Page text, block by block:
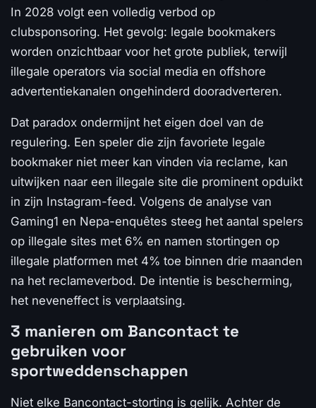
In 2028 volgt een volledig verbod op
clubsponsoring. Het gevolg: legale bookmakers
worden onzichtbaar voor het grote publiek, terwijl
illegale operators via social media en offshore
advertentiekanalen ongehinderd dooradverteren.
Dat paradox ondermijnt het eigen doel van de
regulering. Een speler die zijn favoriete legale
bookmaker niet meer kan vinden via reclame, kan
uitwijken naar een illegale site die prominent opduikt
in zijn Instagram-feed. Volgens de analyse van
Gaming1 en Nepa-enquêtes steeg het aantal spelers
op illegale sites met 6% en namen stortingen op
illegale platformen met 4% toe binnen drie maanden
na het reclameverbod. De intentie is bescherming,
het neveneffect is verplaatsing.
3 manieren om Bancontact te
gebruiken voor
sportweddenschappen
Niet elke Bancontact-storting is gelijk. Achter de